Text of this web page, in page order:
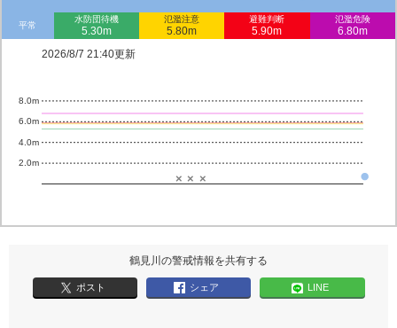
平常
水防団待機
5.30m
氾濫注意
5.80m
避難判断
5.90m
氾濫危険
6.80m
2026/8/7 21:40更新
2.0m
4.0m
6.0m
8.0m
× × ×
鶴見川の警戒情報を共有する
ポスト シェア LINE